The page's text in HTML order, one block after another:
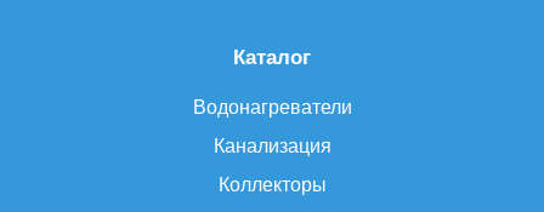
Каталог
Водонагреватели
Канализация
Коллекторы